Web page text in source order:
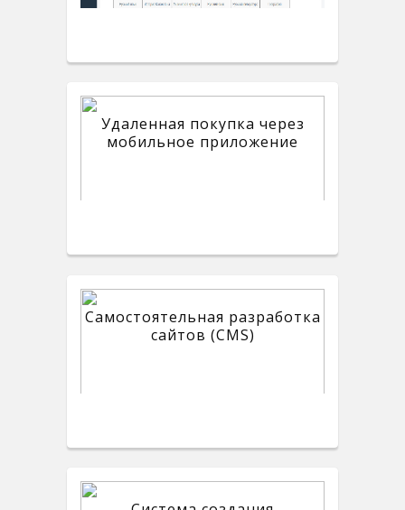
Удаленная покупка через
мобильное приложение
Самостоятельная разработка
сайтов (CMS)